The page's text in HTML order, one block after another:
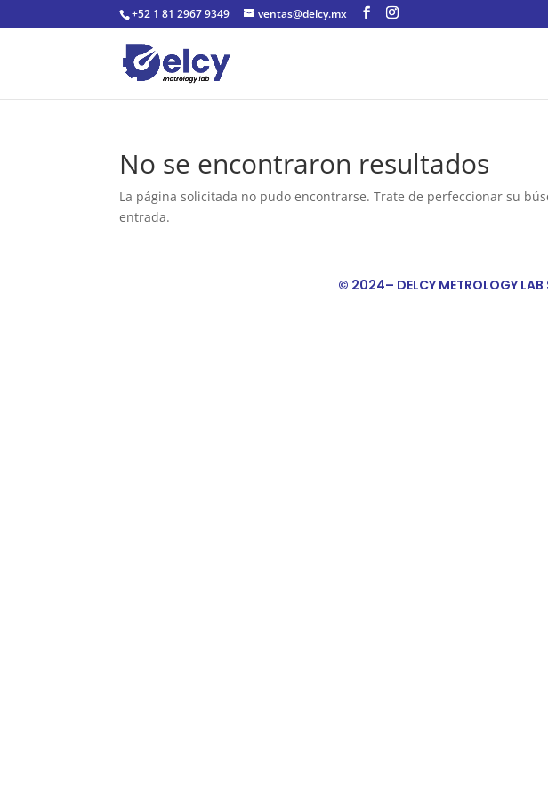
+52 1 81 2967 9349 ventas@delcy.mx
No se encontraron resultados
La página solicitada no pudo encontrarse. Trate de perfeccionar su
entrada.
© 2024– DELCY METROLOGY